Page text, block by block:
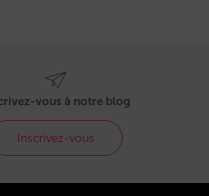
vous à notre blog
Inscrivez-vous